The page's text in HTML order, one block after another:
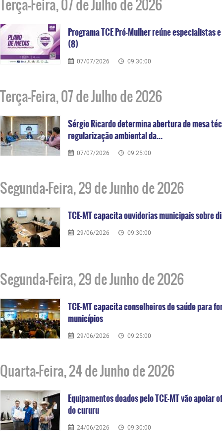
Terça-Feira, 07 de Julho de 2026
Programa TCE Pró-Mulher reúne
(8)
07/07/2026 09:30:00
Terça-Feira, 07 de Julho de 2026
Sérgio Ricardo determina abertura de mesa
regularização ambiental da...
07/07/2026 09:25:00
Segunda-Feira, 29 de Junho de 2026
TCE-MT capacita ouvidorias municipais sobre
29/06/2026 09:30:00
Segunda-Feira, 29 de Junho de 2026
TCE-MT capacita conselheiros de saúde para
municípios
29/06/2026 09:25:00
Quarta-Feira, 24 de Junho de 2026
Equipamentos doados pelo TCE-MT vão
do cururu
24/06/2026 09:30:00